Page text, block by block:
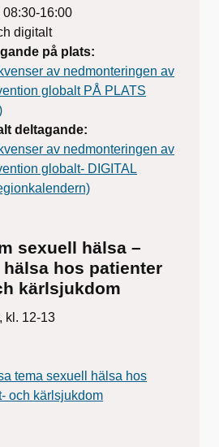
08:30-16:00
digitalt
på plats:
av nedmonteringen av
globalt PÅ PLATS
deltagande:
av nedmonteringen av
globalt- DIGITAL
sexuell hälsa –
hos patienter
kärlsjukdom
kl. 12-13
tema sexuell hälsa hos
och kärlsjukdom